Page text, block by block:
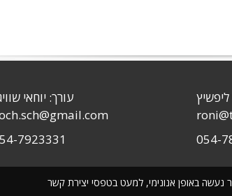
נעשה באופן אנונימי, למעט בטפסי יצירת קשר
ליפשיץ
054-
עורך: יוחאי
7923331